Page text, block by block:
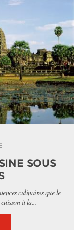
SOUS
culinaires que le
à la...